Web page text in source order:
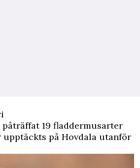
påträffat 19 fladdermusarter
upptäckts på Hovdala utanför